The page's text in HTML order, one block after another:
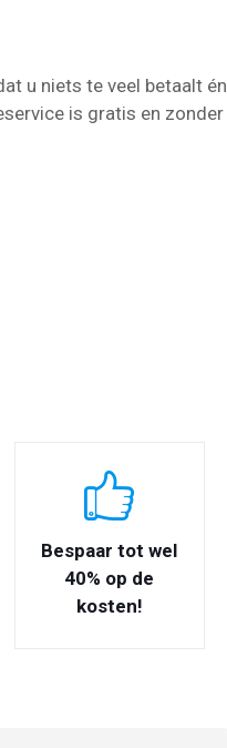
u niets te veel betaalt én
is gratis en zonder
Bespaar tot wel
40% op de
kosten!